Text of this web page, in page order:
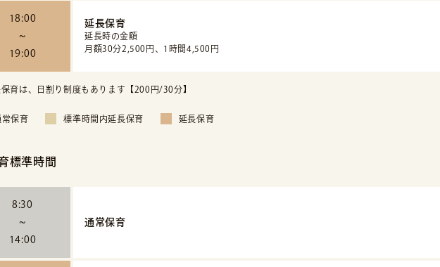
18:00
~
19:00
延長保育
延長時の金額
月額30分2,500円、1時間4,500円
育は、日割り制度もあります【200円/30分】
常保育 標準時間内延長保育 延長保育
標準時間
8:30
~
14:00
通常保育